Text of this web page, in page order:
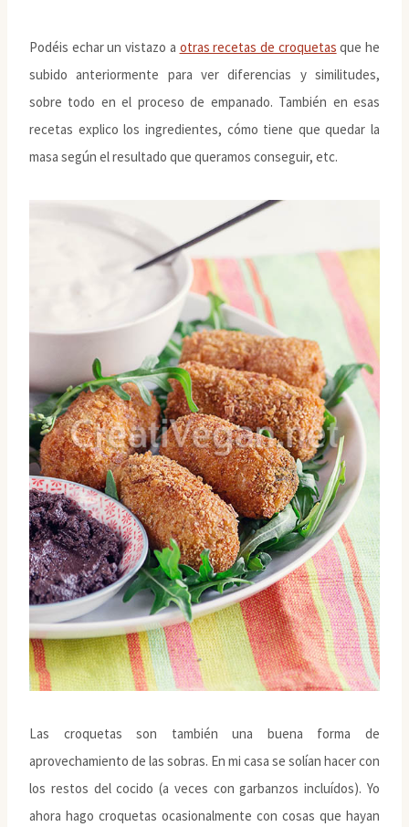
Podéis echar un vistazo a otras recetas de croquetas que he
subido anteriormente para ver diferencias y similitudes,
sobre todo en el proceso de empanado. También en esas
recetas explico los ingredientes, cómo tiene que quedar la
masa según el resultado que queramos conseguir, etc.
Las croquetas son también una buena forma de
aprovechamiento de las sobras. En mi casa se solían hacer con
los restos del cocido (a veces con garbanzos incluídos). Yo
ahora hago croquetas ocasionalmente con cosas que hayan